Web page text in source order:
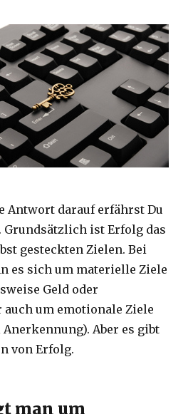
Antwort darauf erfährst Du
ist Erfolg das
gesteckten Zielen. Bei
es sich um materielle Ziele
Geld oder
um emotionale Ziele
Aber es gibt
von Erfolg.
man um